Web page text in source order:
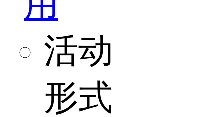
活动
形式